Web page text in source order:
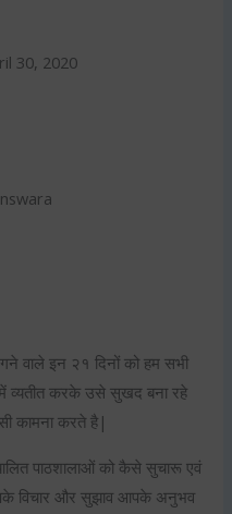
30, 2020
वाले इन २१ दिनों को हम सभी
में व्यतीत करके उसे सुखद बना रहे
कामना करते है|
पाठशालाओं को कैसे सुचारू एवं
विचार और सुझाव आपके अनुभव